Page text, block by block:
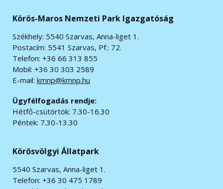
Körös-Maros Nemzeti Park Igazgatóság
Székhely: 5540 Szarvas, Anna-liget 1.
Postacím: 5541 Szarvas, Pf.: 72.
Telefon: +36 66 313 855
Mobil: +36 30 303 2589
E-mail: kmnp@kmnp.hu
Ügyfélfogadás rendje:
Hétfő-csütörtök: 7.30-16.30
Péntek: 7.30-13.30
Körösvölgyi Állatpark
5540 Szarvas, Anna-liget 1.
Telefon: +36 30 475 1789